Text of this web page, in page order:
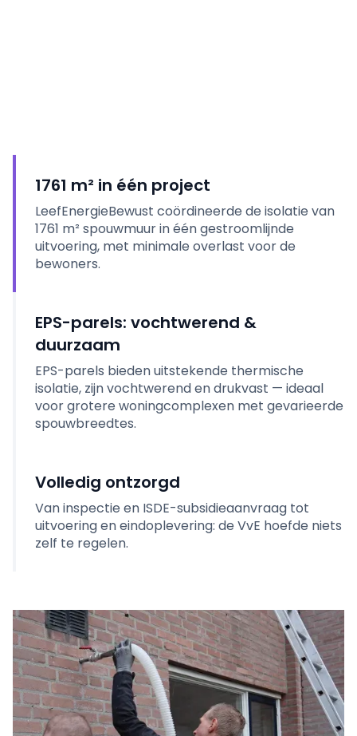
1761 m² in één project
LeefEnergieBewust coördineerde de isolatie van
1761 m² spouwmuur in één gestroomlijnde
uitvoering, met minimale overlast voor de
bewoners.
EPS-parels: vochtwerend &
duurzaam
EPS-parels bieden uitstekende thermische
isolatie, zijn vochtwerend en drukvast — ideaal
voor grotere woningcomplexen met gevarieerde
spouwbreedtes.
Volledig ontzorgd
Van inspectie en ISDE-subsidieaanvraag tot
uitvoering en eindoplevering: de VvE hoefde niets
zelf te regelen.